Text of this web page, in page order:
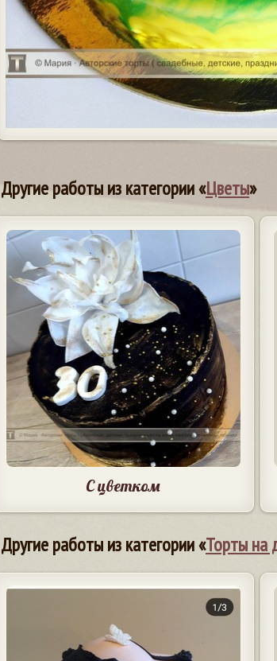
Другие работы из категории «Цветы»
С цветком
Другие работы из категории «Торты на